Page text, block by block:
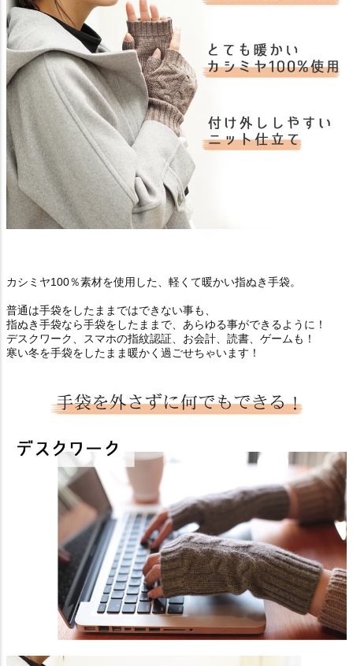
カシミヤ100％素材を使用した、軽くて暖かい指ぬき手袋。
普通は手袋をしたままではできない事も、
指ぬき手袋なら手袋をしたままで、あらゆる事ができるように！
デスクワーク、スマホの指紋認証、お会計、読書、ゲームも！
寒い冬を手袋をしたまま暖かく過ごせちゃいます！